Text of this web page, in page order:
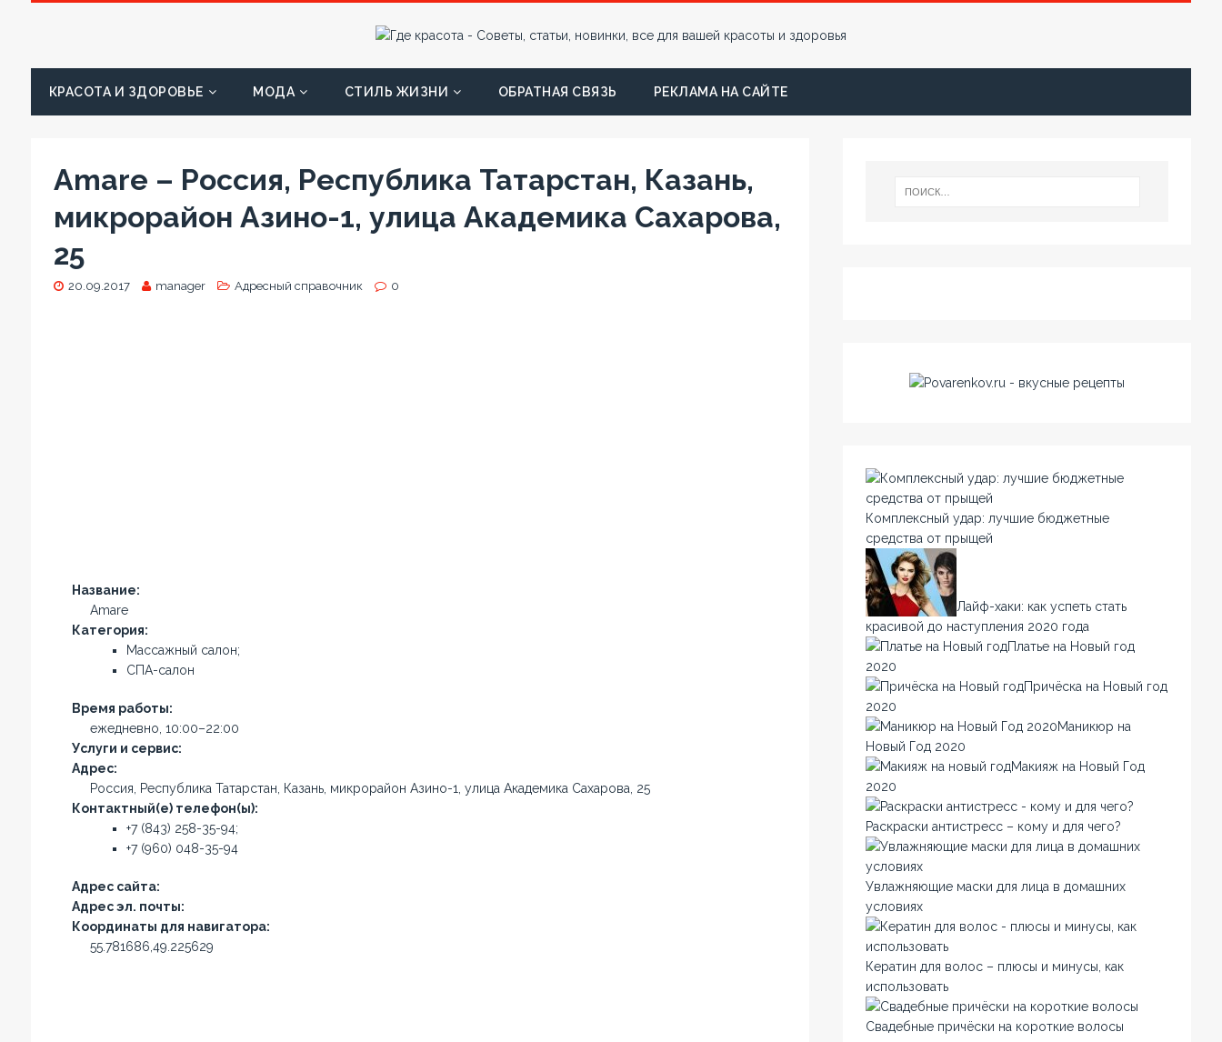
КРАСОТА И ЗДОРОВЬЕ МОДА СТИЛЬ ЖИЗНИ ОБРАТНАЯ СВЯЗЬ РЕКЛАМА НА САЙТЕ
Amare – Россия, Республика Татарстан, Казань,
микрорайон Азино-1, улица Академика Сахарова,
25
20.09.2017 manager Адресный справочник 0
Название:
Amare
Категория:
Массажный салон;
СПА-салон
Время работы:
ежедневно, 10:00–22:00
Услуги и сервис:
Адрес:
Россия, Республика Татарстан, Казань, микрорайон Азино-1, улица Академика Сахарова, 25
Контактный(е) телефон(ы):
+7 (843) 258-35-94;
+7 (960) 048-35-94
Адрес сайта:
Адрес эл. почты:
Координаты для навигатора:
55.781686,49.225629
Комплексный удар: лучшие бюджетные
средства от прыщей
Лайф-хаки: как успеть стать
красивой до наступления 2020 года
Платье на Новый год
2020
Причёска на Новый год
2020
Маникюр на
Новый Год 2020
Макияж на Новый Год
2020
Раскраски антистресс – кому и для чего?
Увлажняющие маски для лица в домашних
условиях
Кератин для волос – плюсы и минусы, как
использовать
Свадебные причёски на короткие волосы